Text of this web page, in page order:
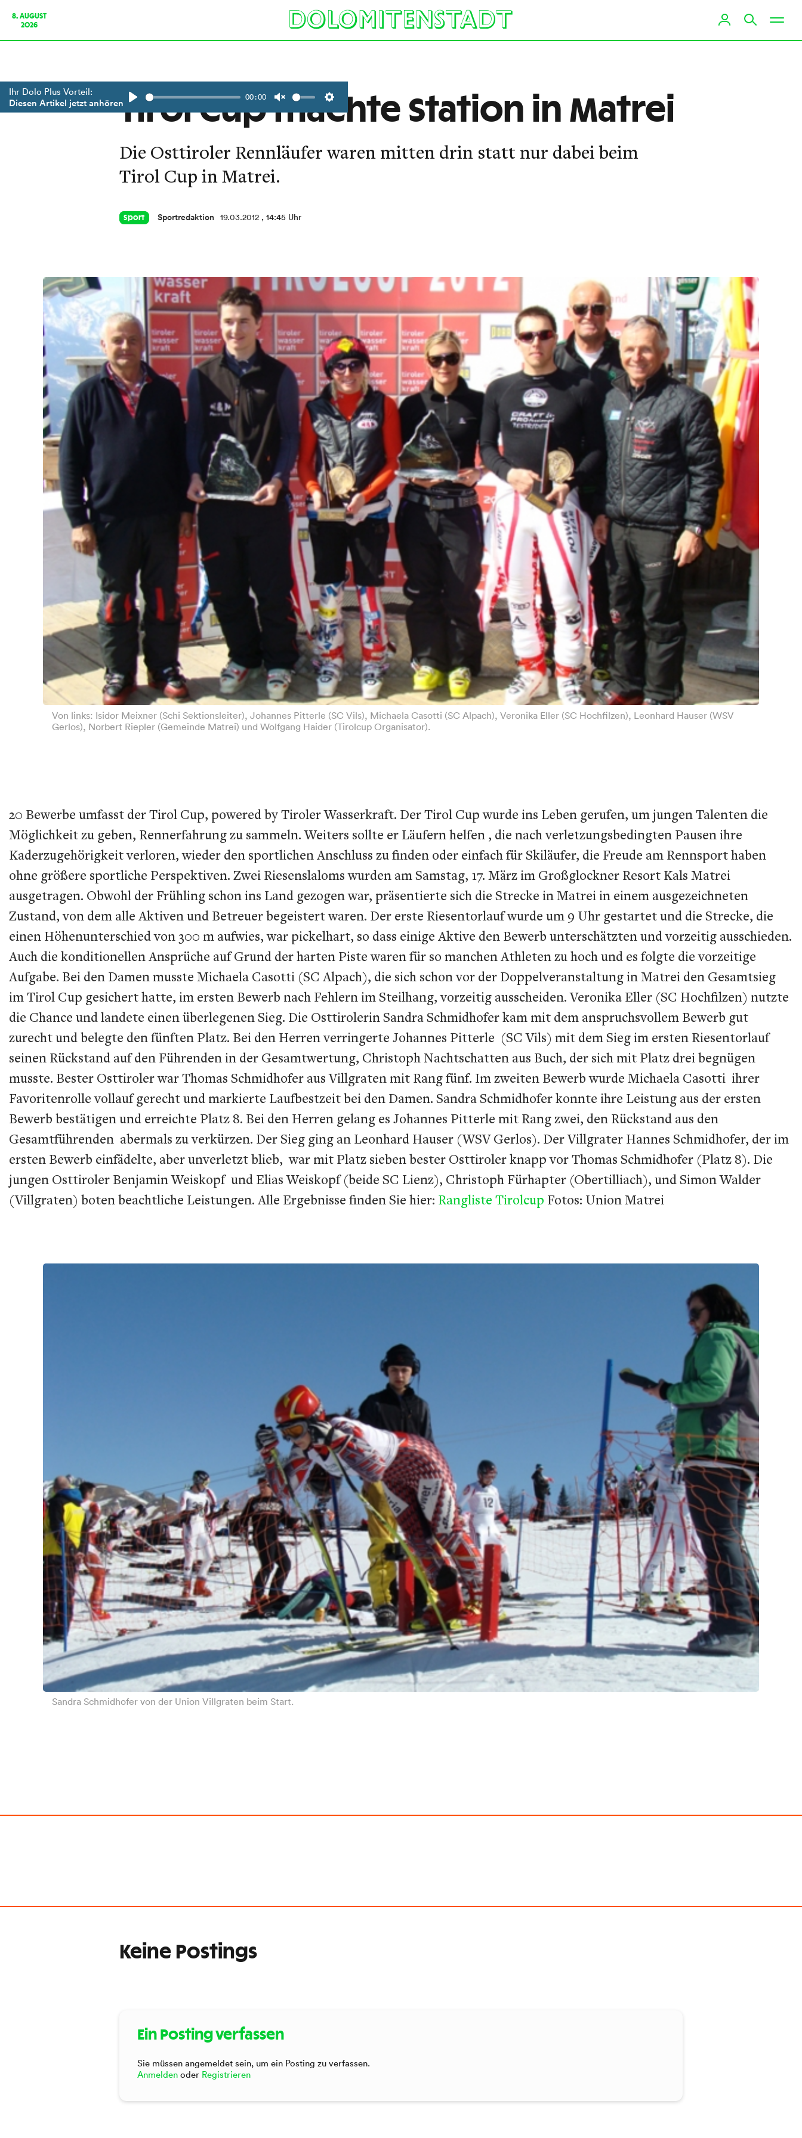
8. AUGUST
2026
Ihr Dolo Plus Vorteil:
Diesen Artikel jetzt anhören
Play
00:00
Unmute Settings
Tirol Cup machte Station in Matrei
Die Osttiroler Rennläufer waren mitten drin statt nur dabei beim
Tirol Cup in Matrei.
Sport Sportredaktion 19.03.2012 , 14:45 Uhr
Von links: Isidor Meixner (Schi Sektionsleiter), Johannes Pitterle (SC Vils), Michaela Casotti (SC Alpach), Veronika Eller (SC Hochfilzen), Leonhard Hauser (WSV
Gerlos), Norbert Riepler (Gemeinde Matrei) und Wolfgang Haider (Tirolcup Organisator).
20 Bewerbe umfasst der Tirol Cup, powered by Tiroler Wasserkraft. Der Tirol Cup wurde ins Leben gerufen, um jungen Talenten die
Möglichkeit zu geben, Rennerfahrung zu sammeln. Weiters sollte er Läufern helfen , die nach verletzungsbedingten Pausen ihre
Kaderzugehörigkeit verloren, wieder den sportlichen Anschluss zu finden oder einfach für Skiläufer, die Freude am Rennsport haben
ohne größere sportliche Perspektiven. Zwei Riesenslaloms wurden am Samstag, 17. März im Großglockner Resort Kals Matrei
ausgetragen. Obwohl der Frühling schon ins Land gezogen war, präsentierte sich die Strecke in Matrei in einem ausgezeichneten
Zustand, von dem alle Aktiven und Betreuer begeistert waren. Der erste Riesentorlauf wurde um 9 Uhr gestartet und die Strecke, die
einen Höhenunterschied von 300 m aufwies, war pickelhart, so dass einige Aktive den Bewerb unterschätzten und vorzeitig ausschieden.
Auch die konditionellen Ansprüche auf Grund der harten Piste waren für so manchen Athleten zu hoch und es folgte die vorzeitige
Aufgabe. Bei den Damen musste Michaela Casotti (SC Alpach), die sich schon vor der Doppelveranstaltung in Matrei den Gesamtsieg
im Tirol Cup gesichert hatte, im ersten Bewerb nach Fehlern im Steilhang, vorzeitig ausscheiden. Veronika Eller (SC Hochfilzen) nutzte
die Chance und landete einen überlegenen Sieg. Die Osttirolerin Sandra Schmidhofer kam mit dem anspruchsvollem Bewerb gut
zurecht und belegte den fünften Platz. Bei den Herren verringerte Johannes Pitterle (SC Vils) mit dem Sieg im ersten Riesentorlauf
seinen Rückstand auf den Führenden in der Gesamtwertung, Christoph Nachtschatten aus Buch, der sich mit Platz drei begnügen
musste. Bester Osttiroler war Thomas Schmidhofer aus Villgraten mit Rang fünf. Im zweiten Bewerb wurde Michaela Casotti ihrer
Favoritenrolle vollauf gerecht und markierte Laufbestzeit bei den Damen. Sandra Schmidhofer konnte ihre Leistung aus der ersten
Bewerb bestätigen und erreichte Platz 8. Bei den Herren gelang es Johannes Pitterle mit Rang zwei, den Rückstand aus den
Gesamtführenden abermals zu verkürzen. Der Sieg ging an Leonhard Hauser (WSV Gerlos). Der Villgrater Hannes Schmidhofer, der im
ersten Bewerb einfädelte, aber unverletzt blieb, war mit Platz sieben bester Osttiroler knapp vor Thomas Schmidhofer (Platz 8). Die
jungen Osttiroler Benjamin Weiskopf und Elias Weiskopf (beide SC Lienz), Christoph Fürhapter (Obertilliach), und Simon Walder
(Villgraten) boten beachtliche Leistungen. Alle Ergebnisse finden Sie hier: Rangliste Tirolcup Fotos: Union Matrei
Sandra Schmidhofer von der Union Villgraten beim Start.
Keine Postings
Ein Posting verfassen
Sie müssen angemeldet sein, um ein Posting zu verfassen.
Anmelden oder Registrieren